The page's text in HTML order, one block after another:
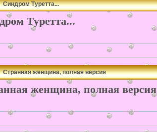
Синдром Туретта...
Туретта...
Странная женщина, полная версия
женщина, полная версия